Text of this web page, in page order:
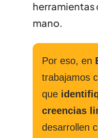
herramientas
mano.
Por eso, en
trabajamos
que
creencias
desarrollen